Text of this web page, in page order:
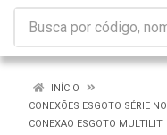
INÍCIO
CONEXÕES ESGOTO SÉRIE
CONEXAO ESGOTO MULTILIT